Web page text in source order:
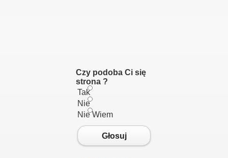
Czy podoba Ci się
strona ?
Tak
Nie
Nie Wiem
Głosuj